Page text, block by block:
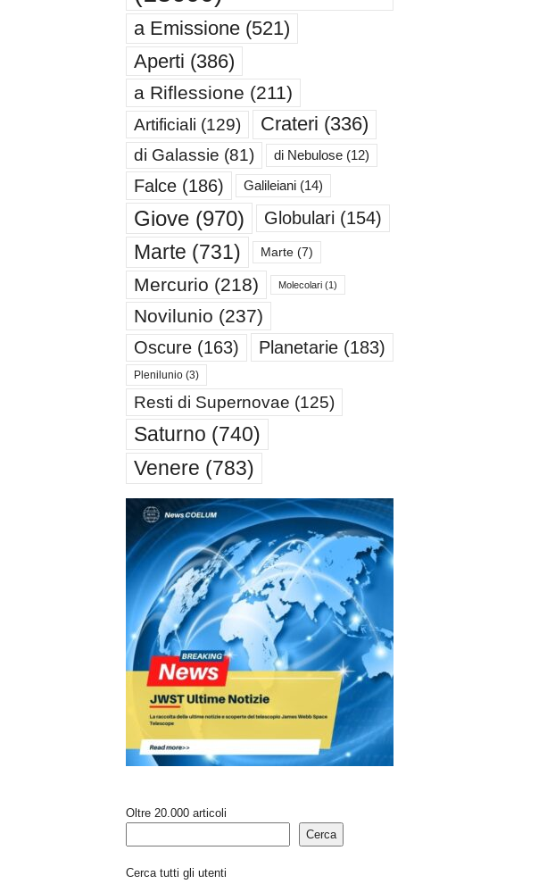
a Emissione(521)
Aperti (386)
a Riflessione (211)
Artificiali (129) Crateri (336)
di Galassie (81) di Nebulose(12)
Falce(186) Galileiani(14)
Giove(970) Globulari (154)
Marte (731) Marte(7)
Mercurio (218) Molecolari(1)
Novilunio (237)
Oscure(163) Planetarie(183)
Plenilunio(3)
Resti di Supernovae (125)
Saturno (740)
Venere (783)
Oltre 20.000 articoli
Cerca
Cerca tutti gli utenti